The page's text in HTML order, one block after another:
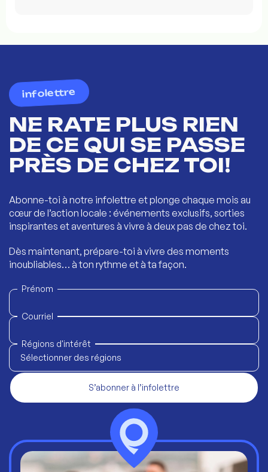
infolettre
NE RATE PLUS RIEN
DE CE QUI SE PASSE
PRÈS DE CHEZ TOI!
Abonne-toi à notre infolettre et plonge chaque mois au
cœur de l’action locale : événements exclusifs, sorties
inspirantes et aventures à vivre à deux pas de chez toi.
Dès maintenant, prépare-toi à vivre des moments
inoubliables… à ton rythme et à ta façon.
Prénom
Courriel
Régions d'intérêt
Sélectionner des régions
S’abonner à l’infolettre